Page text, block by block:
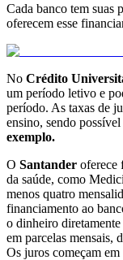
Cada banco tem suas
oferecem esse
No Crédito
um período letivo e
período. As taxas de
ensino, sendo
exemplo.
O Santander oferece
da saúde, como
menos quatro
financiamento ao
o dinheiro
em parcelas mensais,
Os juros começam